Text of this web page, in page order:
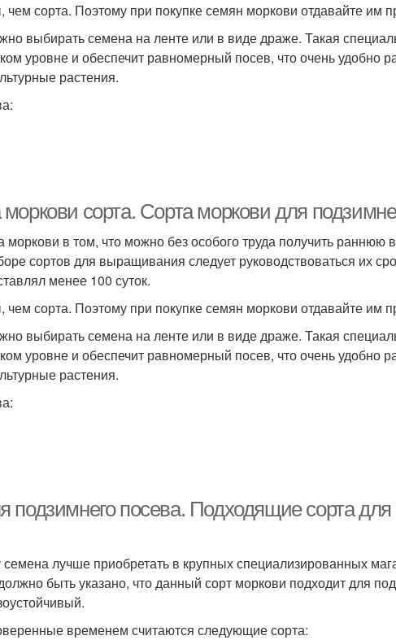
сорта. Поэтому при покупке семян моркови отдавайте им
выбирать семена на ленте или в виде драже. Такая
уровне и обеспечит равномерный посев, что очень удобно
растения.
сорта. Сорта моркови для
моркови в том, что можно без особого труда получить раннюю
сортов для выращивания следует руководствоваться их
менее 100 суток.
сорта. Поэтому при покупке семян моркови отдавайте им
выбирать семена на ленте или в виде драже. Такая
уровне и обеспечит равномерный посев, что очень удобно
растения.
подзимнего посева. Подходящие сорта для
лучше приобретать в крупных специализированных
быть указано, что данный сорт моркови подходит для
временем считаются следующие сорта: